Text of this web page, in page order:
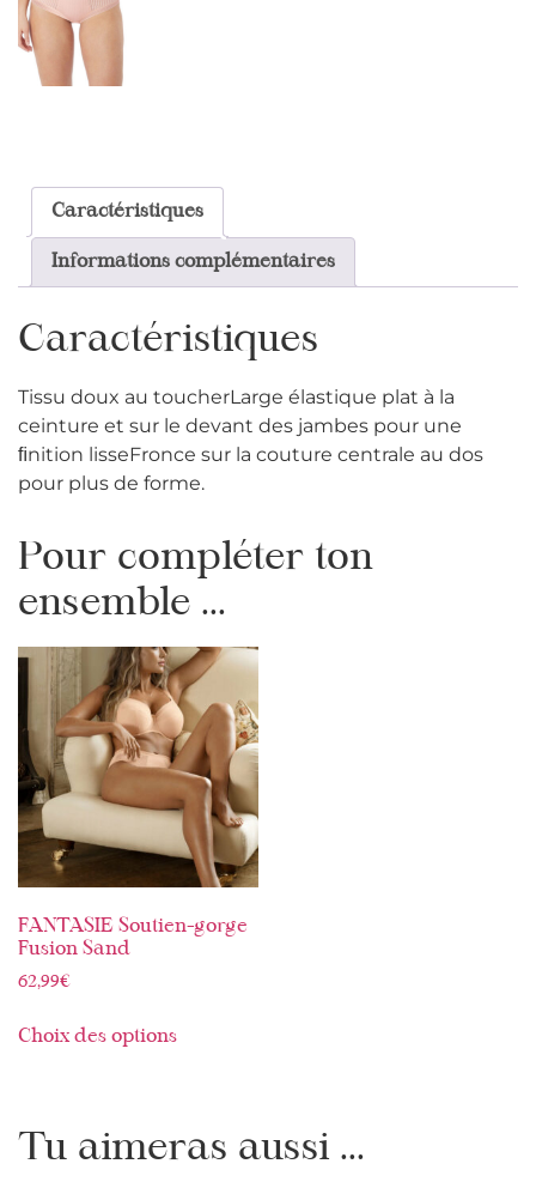
Caractéristiques
Informations complémentaires
Caractéristiques
Tissu doux au toucherLarge élastique plat à la
ceinture et sur le devant des jambes pour une
ﬁnition lisseFronce sur la couture centrale au dos
pour plus de forme.
Pour compléter ton
ensemble ...
FANTASIE Soutien-gorge
Fusion Sand
62,99€
Choix des options
Tu aimeras aussi ...